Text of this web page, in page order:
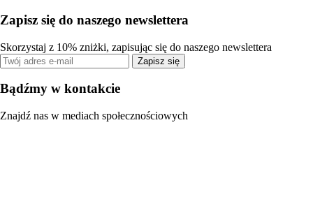
Zapisz się do naszego newslettera
Skorzystaj z 10% zniżki, zapisując się do naszego newslettera
Zapisz się
Bądźmy w kontakcie
Znajdź nas w mediach społecznościowych